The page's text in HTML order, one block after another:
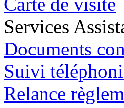
Services
Documents
Suivi
Relance